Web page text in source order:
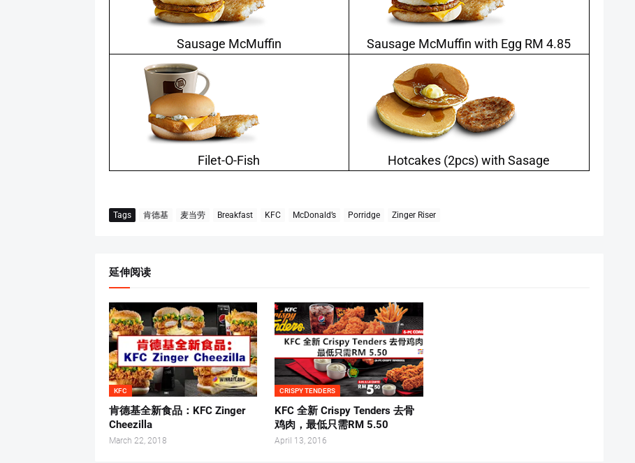
Sausage McMuffin Sausage McMuffin with Egg RM 4.85
Filet-O-Fish Hotcakes (2pcs) with Sasage
Tags 肯德基 麦当劳 Breakfast KFC McDonald’s Porridge Zinger Riser
延伸阅读
KFC
肯德基全新食品：KFC Zinger
Cheezilla
March 22, 2018
CRISPY TENDERS
KFC 全新 Crispy Tenders 去骨
鸡肉，最低只需RM 5.50
April 13, 2016